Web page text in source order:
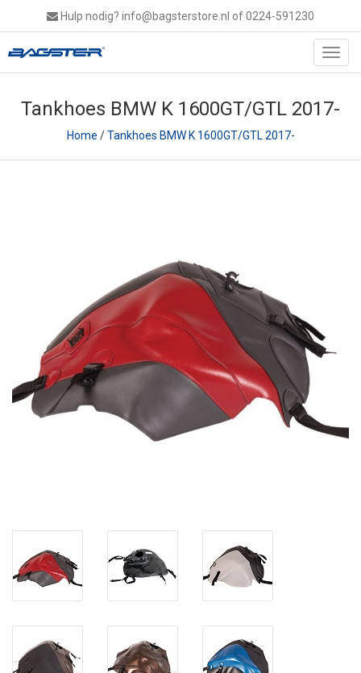
Hulp nodig? info@bagsterstore.nl of 0224-591230
Tankhoes BMW K 1600GT/GTL 2017-
Home /Tankhoes BMW K 1600GT/GTL 2017-